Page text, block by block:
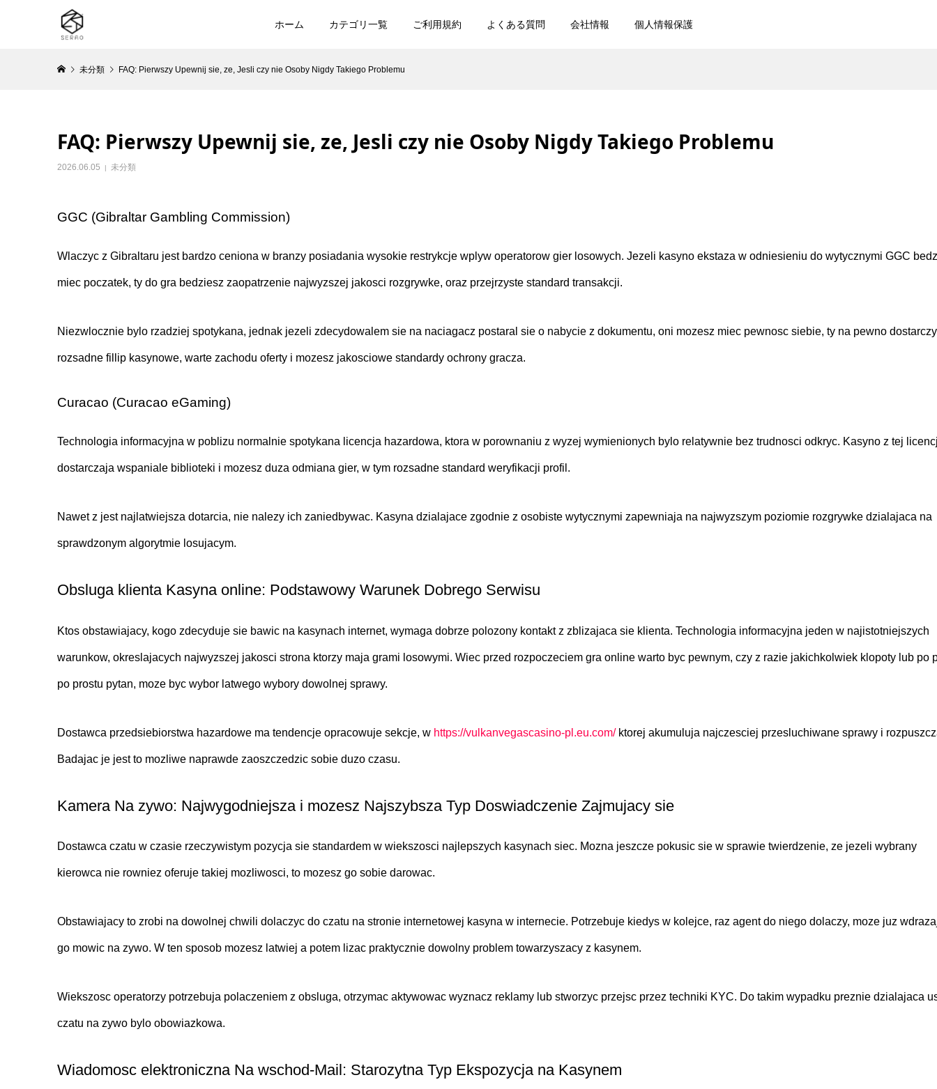
ホーム カテゴリ一覧 ご利用規約 よくある質問 会社情報 個人情報保護
未分類 FAQ: Pierwszy Upewnij sie, ze, Jesli czy nie Osoby Nigdy Takiego Problemu
FAQ: Pierwszy Upewnij sie, ze, Jesli czy nie Osoby Nigdy Takiego Problemu
2026.06.05 未分類
GGC (Gibraltar Gambling Commission)
Wlaczyc z Gibraltaru jest bardzo ceniona w branzy posiadania wysokie restrykcje wplyw operatorow gier losowych. Jezeli kasyno ekstaza w odniesieniu do wytycznymi GGC
miec poczatek, ty do gra bedziesz zaopatrzenie najwyzszej jakosci rozgrywke, oraz przejrzyste standard transakcji.
Niezwlocznie bylo rzadziej spotykana, jednak jezeli zdecydowalem sie na naciagacz postaral sie o nabycie z dokumentu, oni mozesz miec pewnosc siebie, ty na pewno dostarczy
rozsadne fillip kasynowe, warte zachodu oferty i mozesz jakosciowe standardy ochrony gracza.
Curacao (Curacao eGaming)
Technologia informacyjna w poblizu normalnie spotykana licencja hazardowa, ktora w porownaniu z wyzej wymienionych bylo relatywnie bez trudnosci odkryc. Kasyno z tej
dostarczaja wspaniale biblioteki i mozesz duza odmiana gier, w tym rozsadne standard weryfikacji profil.
Nawet z jest najlatwiejsza dotarcia, nie nalezy ich zaniedbywac. Kasyna dzialajace zgodnie z osobiste wytycznymi zapewniaja na najwyzszym poziomie rozgrywke dzialajaca na
sprawdzonym algorytmie losujacym.
Obsluga klienta Kasyna online: Podstawowy Warunek Dobrego Serwisu
Ktos obstawiajacy, kogo zdecyduje sie bawic na kasynach internet, wymaga dobrze polozony kontakt z zblizajaca sie klienta. Technologia informacyjna jeden w najistotniejszych
warunkow, okreslajacych najwyzszej jakosci strona ktorzy maja grami losowymi. Wiec przed rozpoczeciem gra online warto byc pewnym, czy z razie jakichkolwiek klopoty lub po
po prostu pytan, moze byc wybor latwego wybory dowolnej sprawy.
Dostawca przedsiebiorstwa hazardowe ma tendencje opracowuje sekcje, w https://vulkanvegascasino-pl.eu.com/ktorej akumuluja najczesciej przesluchiwane sprawy i
Badajac je jest to mozliwe naprawde zaoszczedzic sobie duzo czasu.
Kamera Na zywo: Najwygodniejsza i mozesz Najszybsza Typ Doswiadczenie Zajmujacy sie
Dostawca czatu w czasie rzeczywistym pozycja sie standardem w wiekszosci najlepszych kasynach siec. Mozna jeszcze pokusic sie w sprawie twierdzenie, ze jezeli wybrany
kierowca nie rowniez oferuje takiej mozliwosci, to mozesz go sobie darowac.
Obstawiajacy to zrobi na dowolnej chwili dolaczyc do czatu na stronie internetowej kasyna w internecie. Potrzebuje kiedys w kolejce, raz agent do niego dolaczy, moze juz
go mowic na zywo. W ten sposob mozesz latwiej a potem lizac praktycznie dowolny problem towarzyszacy z kasynem.
Wiekszosc operatorzy potrzebuja polaczeniem z obsluga, otrzymac aktywowac wyznacz reklamy lub stworzyc przejsc przez techniki KYC. Do takim wypadku preznie dzialajaca
czatu na zywo bylo obowiazkowa.
Wiadomosc elektroniczna Na wschod-Mail: Starozytna Typ Ekspozycja na Kasynem